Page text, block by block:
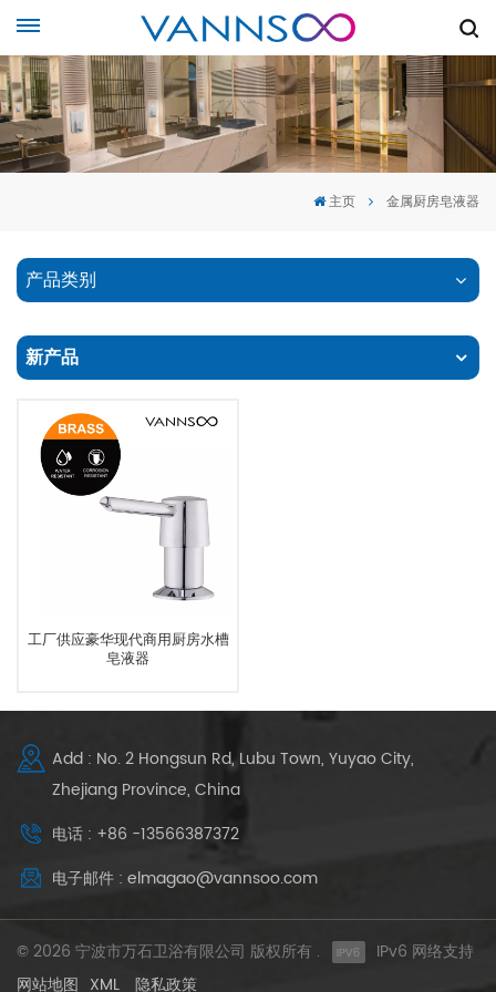
主页 金属厨房皂液器
产品类别
新产品
工厂供应豪华现代商用厨房水槽
皂液器
Add : No. 2 Hongsun Rd, Lubu Town, Yuyao City,
Zhejiang Province, China
电话 : +86 -13566387372
电子邮件 : elmagao@vannsoo.com
© 2026 宁波市万石卫浴有限公司 版权所有 .
IPv6 网络支持
网站地图 XML 隐私政策